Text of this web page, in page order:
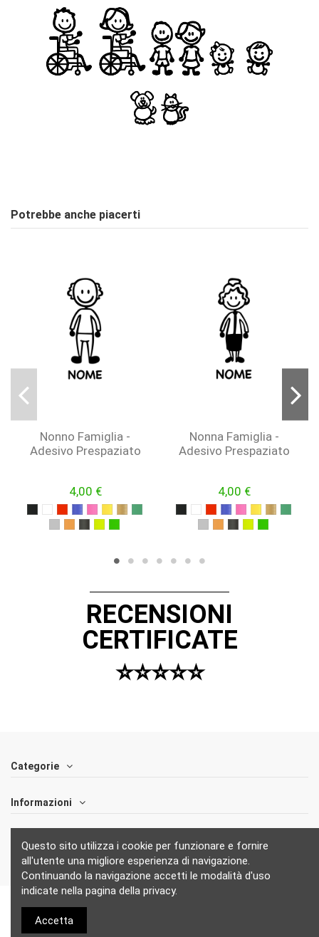
Potrebbe anche piacerti
Nonno Famiglia -
Adesivo Prespaziato
4,00 €
NEROBIANCO
ROSSO
BLUFUCSIA
GIALLO
OROVERDE
ARGENTO
ARANCIONE
NERO OPACO
GIALLO FLUO
VERDE FLUO
Nonna Famiglia -
Adesivo Prespaziato
4,00 €
NEROBIANCO
ROSSO
BLUFUCSIA
GIALLO
OROVERDE
ARGENTO
ARANCIONE
NERO OPACO
GIALLO FLUO
VERDE
RECENSIONI
CERTIFICATE
⭐️⭐️⭐️⭐️⭐️
Categorie
Informazioni
Questo sito utilizza i cookie per funzionare e fornire
all'utente una migliore esperienza di navigazione.
Continuando la navigazione accetti le modalità d'uso
indicate nella pagina della privacy.
Accetta